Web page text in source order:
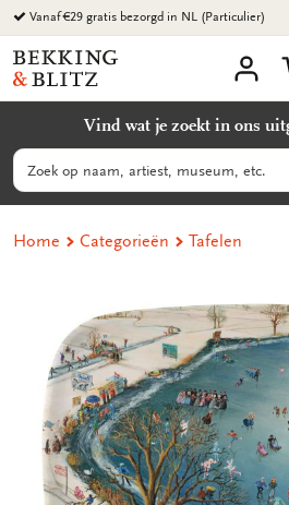
Ga
naar
content
Vanaf €29 gratis bezorgd in NL (Particulier)
Bekking
&
B.V.
Vind wat je zoekt in ons
Zoeken
Home Categorieën Tafelen